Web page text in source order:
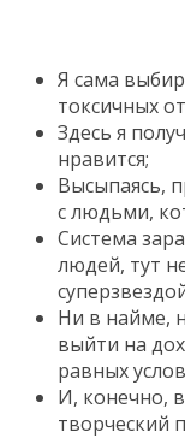
Я сама
токсичных
Здесь я
нравится;
Высыпаясь,
с людьми,
Система
людей, тут
Ни в найме,
выйти на
равных
И, конечно,
творческий